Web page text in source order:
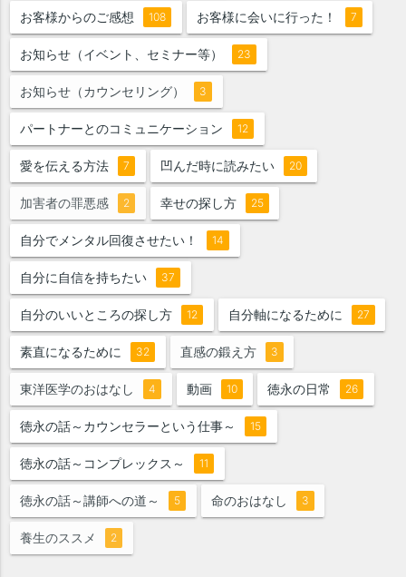
お客様からのご感想 108 お客様に会いに行った！ 7
お知らせ（イベント、セミナー等） 23
お知らせ（カウンセリング） 3
パートナーとのコミュニケーション 12
愛を伝える方法 7 凹んだ時に読みたい 20
加害者の罪悪感 2 幸せの探し方 25
自分でメンタル回復させたい！ 14
自分に自信を持ちたい 37
自分のいいところの探し方 12 自分軸になるために 27
素直になるために 32 直感の鍛え方 3
東洋医学のおはなし 4 動画 10 徳永の日常 26
徳永の話～カウンセラーという仕事～ 15
徳永の話～コンプレックス～ 11
徳永の話～講師への道～ 5 命のおはなし 3
養生のススメ 2